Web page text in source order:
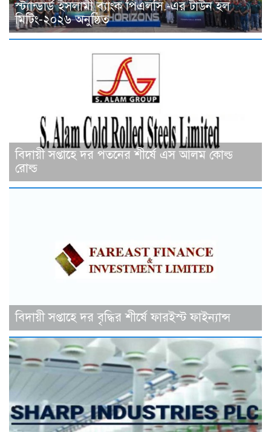
স্ট্যান্ডার্ড ইসলামী ব্যাংক পিএলসি.-এর টাউন হল
মিটিং-২০২৬ অনুষ্ঠিত
বিদায়ী সপ্তাহে দর পতনের শীর্ষে এস আলম কোল্ড
রোল্ড
বিদায়ী সপ্তাহে দর বৃদ্ধির শীর্ষে ফারইস্ট ফাইন্যান্স